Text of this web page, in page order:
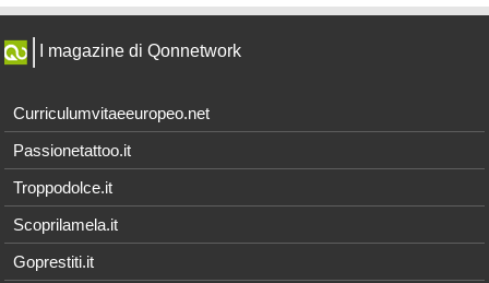
I magazine di Qonnetwork
Curriculumvitaeeuropeo.net
Passionetattoo.it
Troppodolce.it
Scoprilamela.it
Goprestiti.it